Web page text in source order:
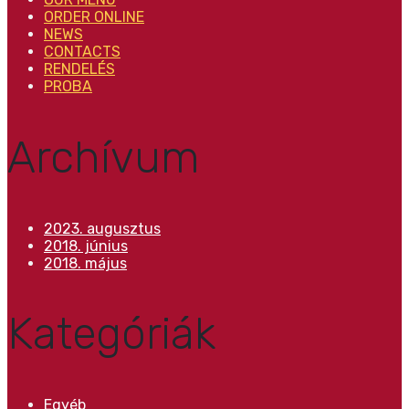
ORDER ONLINE
NEWS
CONTACTS
RENDELÉS
PROBA
Archívum
2023. augusztus
2018. június
2018. május
Kategóriák
Egyéb